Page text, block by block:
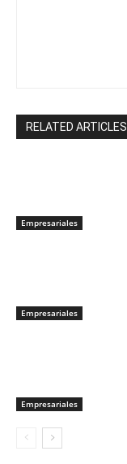
RELATED ARTICLES
Empresariales
Empresariales
Empresariales